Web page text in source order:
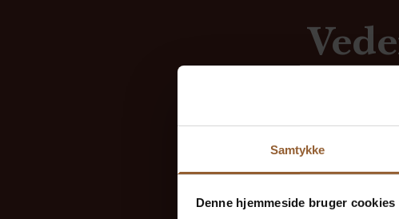
Samtykke
Denne hjemmeside bruger cookies
Et uddrag af
digterruten i